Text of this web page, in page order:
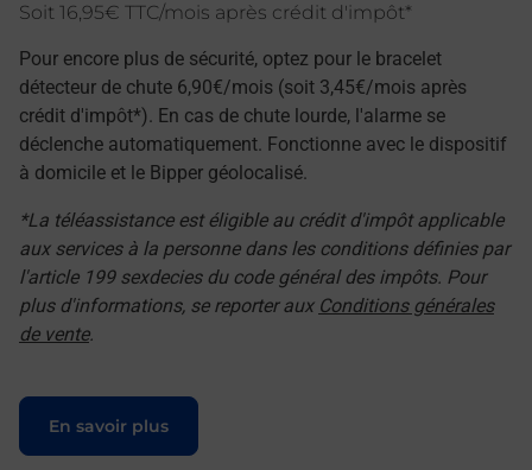
Soit 16,95€ TTC/mois après crédit d'impôt*
Pour encore plus de sécurité, optez pour le bracelet
détecteur de chute 6,90€/mois (soit 3,45€/mois après
crédit d'impôt*). En cas de chute lourde, l'alarme se
déclenche automatiquement. Fonctionne avec le dispositif
à domicile et le Bipper géolocalisé.
*La téléassistance est éligible au crédit d'impôt applicable
aux services à la personne dans les conditions définies par
l'article 199 sexdecies du code général des impôts. Pour
plus d'informations, se reporter aux Conditions générales
de vente.
En savoir plus
Le lien s'ouvre dans un nouvel onglet